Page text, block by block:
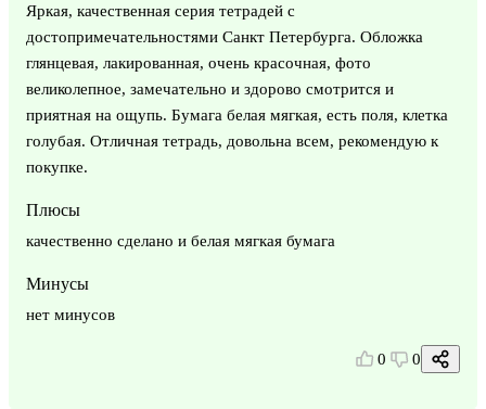
Яркая, качественная серия тетрадей с
достопримечательностями Санкт Петербурга. Обложка
глянцевая, лакированная, очень красочная, фото
великолепное, замечательно и здорово смотрится и
приятная на ощупь. Бумага белая мягкая, есть поля, клетка
голубая. Отличная тетрадь, довольна всем, рекомендую к
покупке.
Плюсы
качественно сделано и белая мягкая бумага
Минусы
нет минусов
0 0